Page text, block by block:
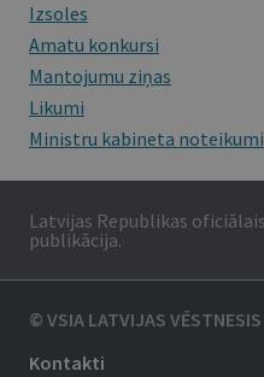
Izsoles
Amatu konkursi
Mantojumu ziņas
Likumi
Ministru kabineta noteikumi
Latvijas Republikas
publikācija.
© VSIA LATVIJAS VĒSTNESIS
Kontakti